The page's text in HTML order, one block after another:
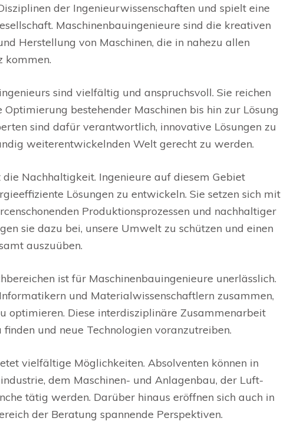
der Ingenieurwissenschaften und spielt eine
Maschinenbauingenieure sind die kreativen
Herstellung von Maschinen, die in nahezu allen
kommen.
sind vielfältig und anspruchsvoll. Sie reichen
bestehender Maschinen bis hin zur Lösung
sind dafür verantwortlich, innovative Lösungen zu
weiterentwickelnden Welt gerecht zu werden.
Nachhaltigkeit. Ingenieure auf diesem Gebiet
Lösungen zu entwickeln. Sie setzen sich mit
Produktionsprozessen und nachhaltiger
sie dazu bei, unsere Umwelt zu schützen und einen
auszuüben.
ist für Maschinenbauingenieure unerlässlich.
und Materialwissenschaftlern zusammen,
optimieren. Diese interdisziplinäre Zusammenarbeit
und neue Technologien voranzutreiben.
vielfältige Möglichkeiten. Absolventen können in
dem Maschinen- und Anlagenbau, der Luft-
tätig werden. Darüber hinaus eröffnen sich auch in
der Beratung spannende Perspektiven.